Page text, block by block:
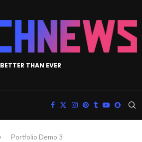
BETTER THAN EVER
Portfolio Demo 3